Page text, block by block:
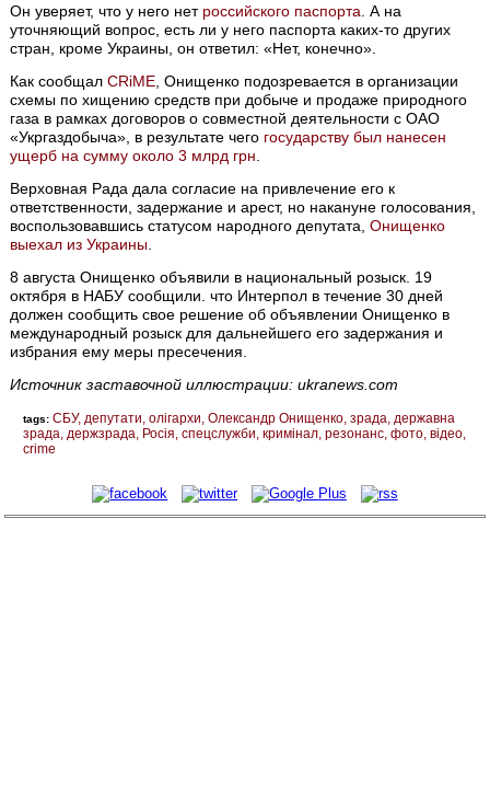
Он уверяет, что у него нет российского паспорта . А на
уточняющий вопрос, есть ли у него паспорта каких-то других
стран, кроме Украины, он ответил: «Нет, конечно».
Как сообщалCRiME , Онищенко подозревается в организации
схемы по хищению средств при добыче и продаже природного
газа в рамках договоров о совместной деятельности с ОАО
«Укргаздобыча», в результате чего государству был нанесен
ущерб на сумму около 3 млрд грн
Верховная Рада дала согласие на привлечение его к
ответственности, задержание и арест, но накануне голосования,
воспользовавшись статусом народного депутата,Онищенко
выехал из Украины
8 августа Онищенко объявили в национальный розыск. 19
октября в НАБУ сообщили. что Интерпол в течение 30 дней
должен сообщить свое решение об объявлении Онищенко в
международный розыск для дальнейшего его задержания и
избрания ему меры пресечения.
Источник заставочной иллюстрации: ukranews.com
tags:СБУ депутати олігархи Олександр Онищенко зрада державна
зрада держзрада Росія спецслужби кримінал резонанс фото відео
crime